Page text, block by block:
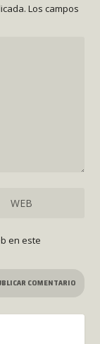
Los campos
en este